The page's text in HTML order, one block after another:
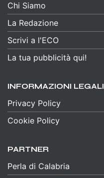
Chi Siamo
La Redazione
Scrivi a l'ECO
La tua pubblicità qui!
INFORMAZIONI LEGALI
Privacy Policy
Cookie Policy
PARTNER
Perla di Calabria